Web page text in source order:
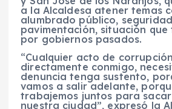
a la Alcaldesa atener temas
alumbrado público,
pavimentación, situación
por gobiernos pasados.
“Cualquier acto de
directamente conmigo,
denuncia tenga sustento,
vamos a salir adelante,
trabajemos juntos para
nuestra ciudad”, expresó la